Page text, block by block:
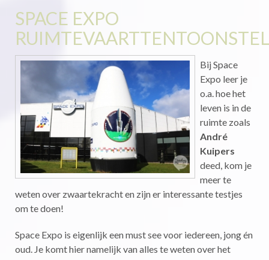
SPACE EXPO
Bij Space
Expo leer je
o.a. hoe het
leven is in de
ruimte zoals
André
Kuipers
deed, kom je
meer te
weten over zwaartekracht en zijn er interessante testjes
om te doen!
Space Expo is eigenlijk een must see voor iedereen, jong én
oud. Je komt hier namelijk van alles te weten over het